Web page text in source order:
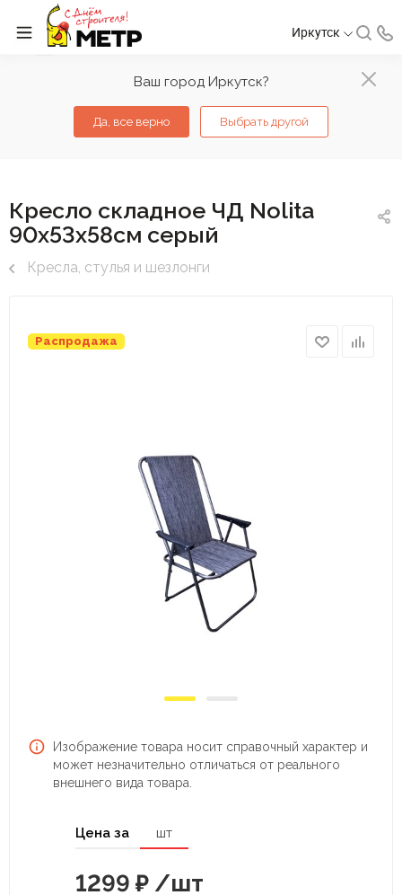
Ваш город Иркутск?
Да, все верно Выбрать другой
Иркутск
Кресло складное ЧД Nolita
90х53х58см серый
Кресла, стулья и шезлонги
Распродажа
Изображение товара носит справочный характер и
может незначительно отличаться от реального
внешнего вида товара.
Цена за шт
1299 ₽ /шт